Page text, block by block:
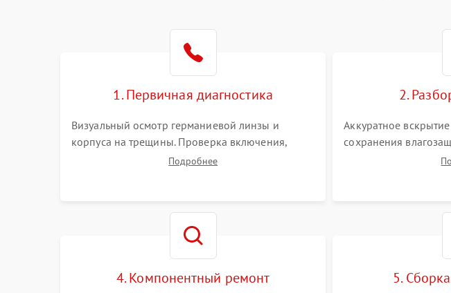
1. Первичная диагностика
Визуальный осмотр германиевой линзы и
корпуса на трещины. Проверка включения,
реакции кнопок и разъемов зарядки. Оценка
Подробнее
2.
Аккуратное
сохранения
питания и дисплея.
4. Компонентный ремонт 5.